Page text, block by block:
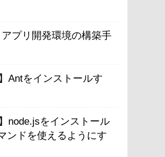
アプリ開発環境の構築手
Antをインストールす
node.jsをインストール
ンドを使えるようにす